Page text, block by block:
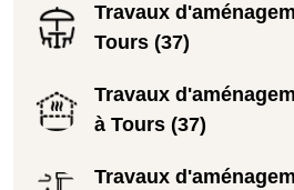
Travaux
Tours (37)
Travaux
à Tours (37)
Travaux